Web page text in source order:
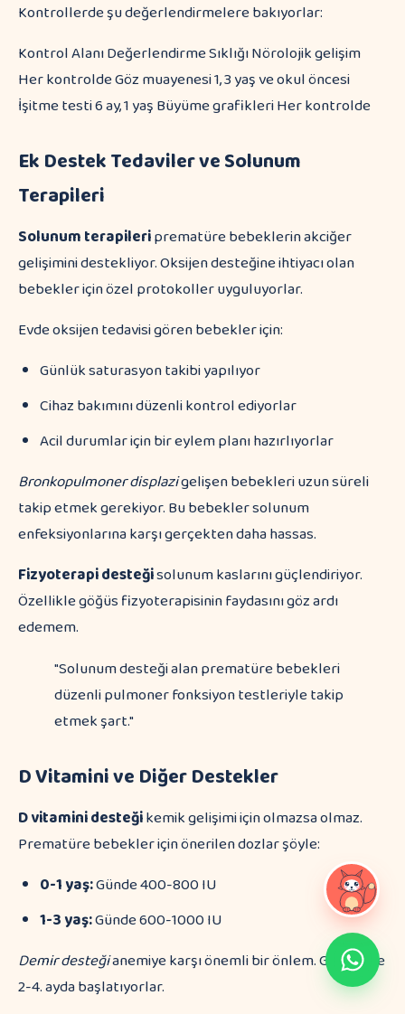
Kontrollerde şu değerlendirmelere bakıyorlar:
Kontrol Alanı Değerlendirme Sıklığı Nörolojik gelişim
Her kontrolde Göz muayenesi 1, 3 yaş ve okul öncesi
İşitme testi 6 ay, 1 yaş Büyüme grafikleri Her kontrolde
Ek Destek Tedaviler ve Solunum
Terapileri
Solunum terapileriprematüre bebeklerin akciğer
gelişimini destekliyor. Oksijen desteğine ihtiyacı olan
bebekler için özel protokoller uyguluyorlar.
Evde oksijen tedavisi gören bebekler için:
Günlük saturasyon takibi yapılıyor
Cihaz bakımını düzenli kontrol ediyorlar
Acil durumlar için bir eylem planı hazırlıyorlar
Bronkopulmoner displazigelişen bebekleri uzun süreli
takip etmek gerekiyor. Bu bebekler solunum
enfeksiyonlarına karşı gerçekten daha hassas.
Fizyoterapi desteğisolunum kaslarını güçlendiriyor.
Özellikle göğüs fizyoterapisinin faydasını göz ardı
edemem.
"Solunum desteği alan prematüre bebekleri
düzenli pulmoner fonksiyon testleriyle takip
etmek şart."
D Vitamini ve Diğer Destekler
D vitamini desteğikemik gelişimi için olmazsa olmaz.
Prematüre bebekler için önerilen dozlar şöyle:
0-1 yaş:Günde 400-800 IU
1-3 yaş:Günde 600-1000 IU
Demir desteğianemiye karşı önemli bir önlem. Genellikle
2-4. ayda başlatıyorlar.